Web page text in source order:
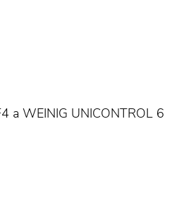
a WEINIG UNICONTROL 6